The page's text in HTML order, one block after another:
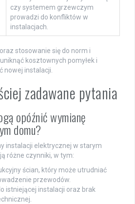
czy systemem grzewczym
prowadzi do konfliktów w
instalacjach.
stosowanie się do norm i
kosztownych pomyłek i
nowej instalacji.
zadawane pytania
opóźnić wymianę
domu?
instalacji elektrycznej w starym
różne czynniki, w tym:
ścian, który może utrudniać
przewodów.
istniejącej instalacji oraz brak